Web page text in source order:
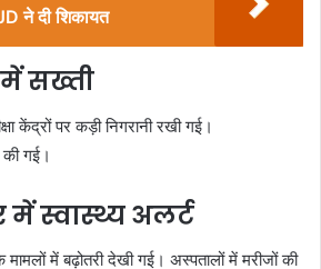
ने दी शिकायत
में सख्ती
केंद्रों पर कड़ी निगरानी रखी गई।
की गई।
स्वास्थ्य अलर्ट
में बढ़ोतरी देखी गई। अस्पतालों में मरीजों की